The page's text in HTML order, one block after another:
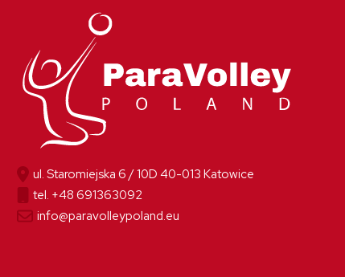
ul. Staromiejska 6 / 10D 40-013 Katowice
tel. +48 691363092
info@paravolleypoland.eu